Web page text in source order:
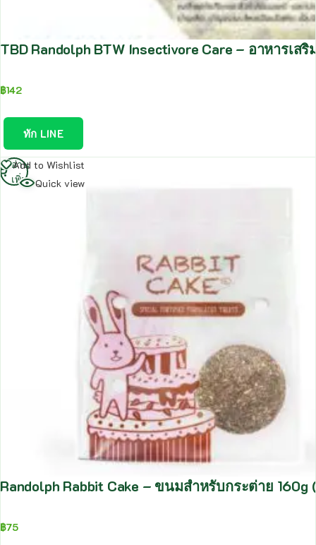
TBD Randolph BTW Insectivore Care – อาหารเ
฿142
ทัก LINE
Add to Wishlist
Quick view
Randolph Rabbit Cake – ขนมสำหรับกระต่าย
฿75
อ่าน
เพิ่ม